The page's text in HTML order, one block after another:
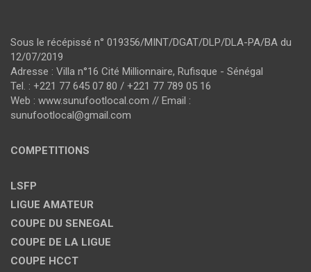
Sous le récépissé n° 019356/MINT/DGAT/DLP/DLA-PA/BA du
12/07/2019
Adresse : Villa n°16 Cité Millionnaire, Rufisque - Sénégal
Tel. : +221 77 645 07 80 / +221 77 789 05 16
Web : www.sunufootlocal.com // Email :
sunufootlocal@gmail.com
COMPETITIONS
LSFP
LIGUE AMATEUR
COUPE DU SENEGAL
COUPE DE LA LIGUE
COUPE HCCT